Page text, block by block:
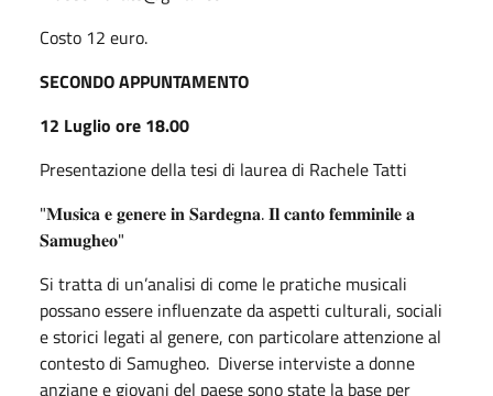
Costo 12 euro.
SECONDO APPUNTAMENTO
12 Luglio ore 18.00
Presentazione della tesi di laurea di Rachele Tatti
"𝐌𝐮𝐬𝐢𝐜𝐚 𝐞 𝐠𝐞𝐧𝐞𝐫𝐞 𝐢𝐧 𝐒𝐚𝐫𝐝𝐞𝐠𝐧𝐚. 𝐈𝐥 𝐜𝐚𝐧𝐭𝐨 𝐟𝐞𝐦𝐦𝐢𝐧𝐢𝐥𝐞 𝐚
𝐒𝐚𝐦𝐮𝐠𝐡𝐞𝐨"
Si tratta di un’analisi di come le pratiche musicali
possano essere influenzate da aspetti culturali, sociali
e storici legati al genere, con particolare attenzione al
contesto di Samugheo. Diverse interviste a donne
anziane e giovani del paese sono state la base per